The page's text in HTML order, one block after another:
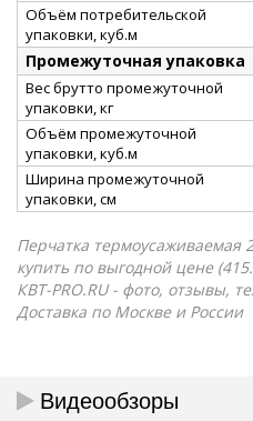
Объём потребительской
упаковки, куб.м
Промежуточная упаковка
Вес брутто промежуточной
упаковки, кг
Объём промежуточной
упаковки, куб.м
Ширина промежуточной
упаковки, см
Перчатка
купить по выгодной цене
КВТ-PRO.RU - фото, отзывы,
Доставка по Москве и России
Видеообзоры